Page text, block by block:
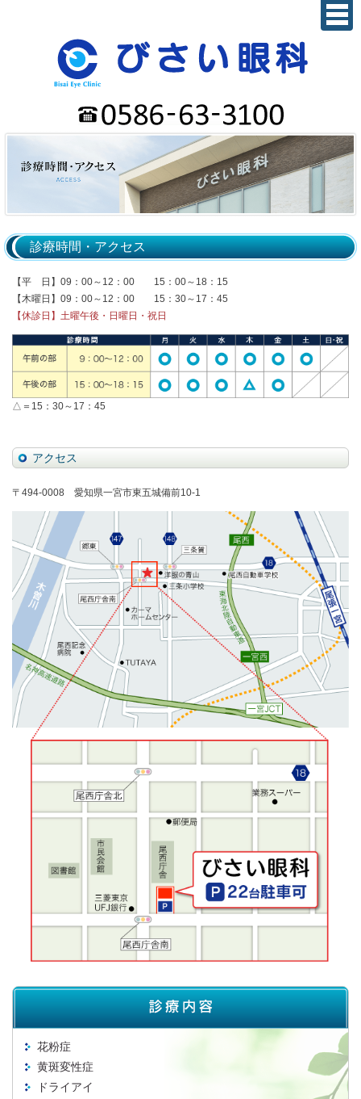
診療時間・アクセス
【平 日】09：00～12：00 15：00～18：15
【木曜日】09：00～12：00 15：30～17：45
【休診日】土曜午後・日曜日・祝日
△＝15：30～17：45
アクセス
〒494-0008 愛知県一宮市東五城備前10-1
花粉症
黄斑変性症
ドライアイ